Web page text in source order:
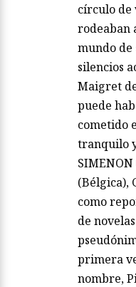
círculo de
rodeaban
mundo de
silencios
Maigret
puede
cometido
tranquilo y
(Bélgica),
como
de
primera
nombre,